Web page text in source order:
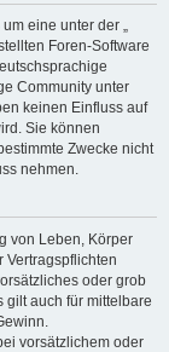
eine unter der „
Foren-Software
Community unter
keinen Einfluss auf
Sie können
Zwecke nicht
nehmen.
von Leben, Körper
Vertragspflichten
oder grob
gilt auch für mittelbare
vorsätzlichem oder